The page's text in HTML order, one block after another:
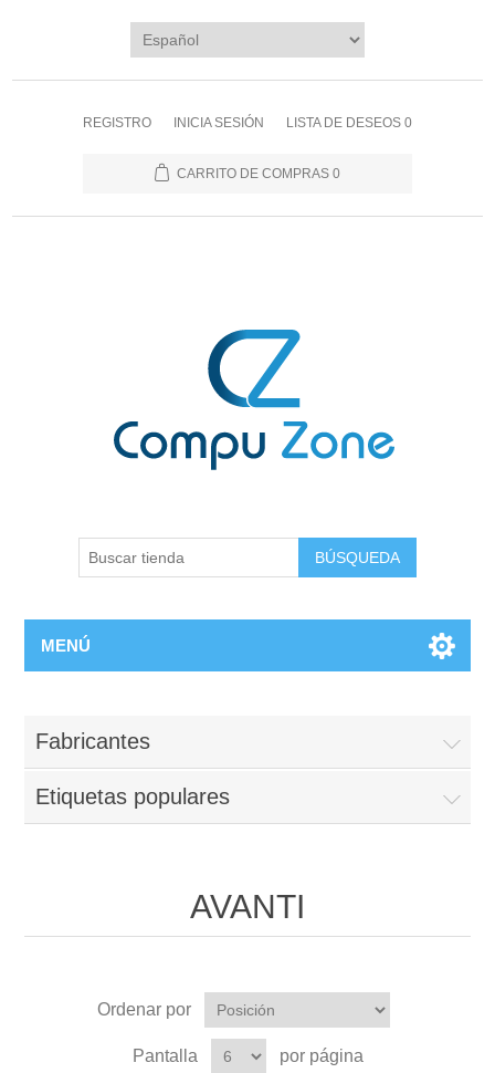
REGISTRO INICIA SESIÓN LISTA DE DESEOS 0
CARRITO DE COMPRAS 0
BÚSQUEDA
MENÚ
Fabricantes
Etiquetas populares
AVANTI
Ordenar por
Pantalla por página